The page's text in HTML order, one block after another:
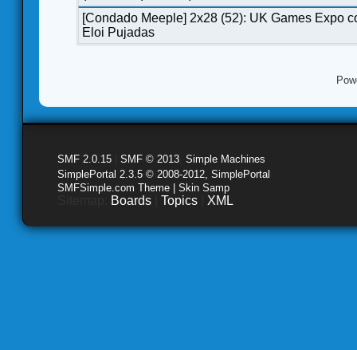
[Condado Meeple] 2x28 (52): UK Games Expo
Eloi Pujadas
SMF 2.0.15 SMF © 2013 Simple Machines
SimplePortal 2.3.5 © 2008-2012, SimplePortal
SMFSimple.com Theme | Skin Samp
Boards Topics XML